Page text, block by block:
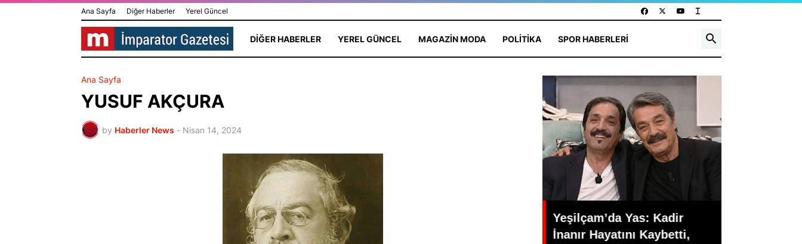
Ana Sayfa Diğer Haberler Yerel Güncel
DIĞER HABERLER YEREL GÜNCEL MAGAZIN MODA POLITIKA SPOR HABERLERI
Ana Sayfa
YUSUF AKÇURA
by Haberler News - Nisan 14, 2024